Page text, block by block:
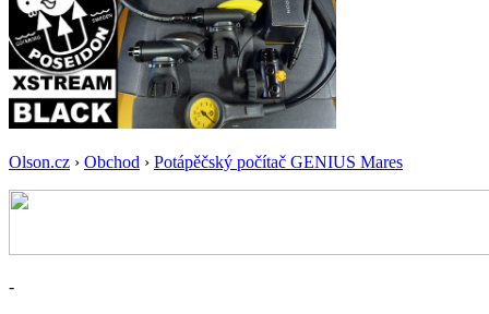
Olson.cz › Obchod › Potápěčský počítač GENIUS Mares
-